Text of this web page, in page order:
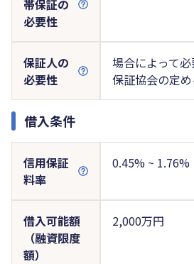
帯保証の
必要性
保証人の
必要性
場合によって
保証協会の定
借入条件
信用保証
料率
0.45% ~ 1.76%
借入可能額
（融資限度
額）
2,000万円